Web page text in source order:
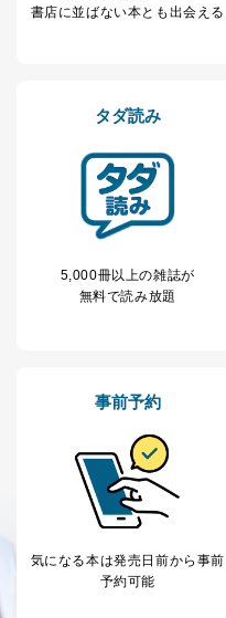
田 嘉也
りです。
当社の定期購読サ
の方の個人情報
いただいた方の個
当社カスタマーQ＆
Aサービス利用者
ス
書店に並ばない本とも出会える
タダ読み
5,000冊以上の雑誌が
無料で読み放題
事前予約
気になる本は発売日前から事前
予約可能